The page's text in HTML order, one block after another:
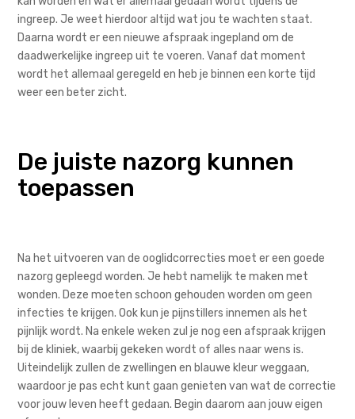
ingreep. Je weet hierdoor altijd wat jou te wachten staat.
Daarna wordt er een nieuwe afspraak ingepland om de
daadwerkelijke ingreep uit te voeren. Vanaf dat moment
wordt het allemaal geregeld en heb je binnen een korte tijd
weer een beter zicht.
De juiste nazorg kunnen
toepassen
Na het uitvoeren van de ooglidcorrecties moet er een goede
nazorg gepleegd worden. Je hebt namelijk te maken met
wonden. Deze moeten schoon gehouden worden om geen
infecties te krijgen. Ook kun je pijnstillers innemen als het
pijnlijk wordt. Na enkele weken zul je nog een afspraak krijgen
bij de kliniek, waarbij gekeken wordt of alles naar wens is.
Uiteindelijk zullen de zwellingen en blauwe kleur weggaan,
waardoor je pas echt kunt gaan genieten van wat de correctie
voor jouw leven heeft gedaan. Begin daarom aan jouw eigen